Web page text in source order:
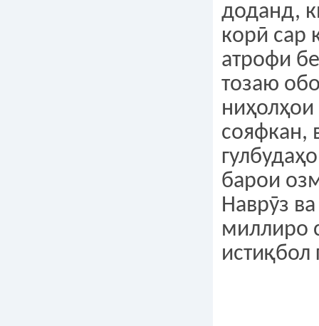
доданд,
корӣ сар
атрофи
тозаю
сояфкан,
барои
Наврӯз
миллиро
истиқбол